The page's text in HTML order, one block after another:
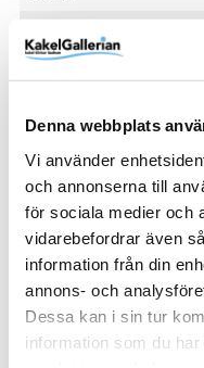
Denna webbplats
Vi använder
och annonserna till
för sociala medier och
vidarebefordrar även
information från din
annons- och
Dessa kan i sin tur
information som du
Visa fler(7 mer)
SKU / artikelnummer:
Relaterade kategorier
Varumärken /
Bad & kök /